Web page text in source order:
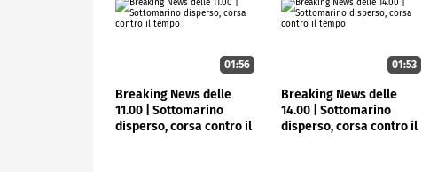
01:56
Breaking News delle
11.00 | Sottomarino
disperso, corsa contro il
01:53
Breaking News delle
14.00 | Sottomarino
disperso, corsa contro il